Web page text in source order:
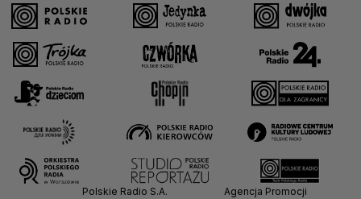
Polskie Radio S.A.
Agencja Promocji